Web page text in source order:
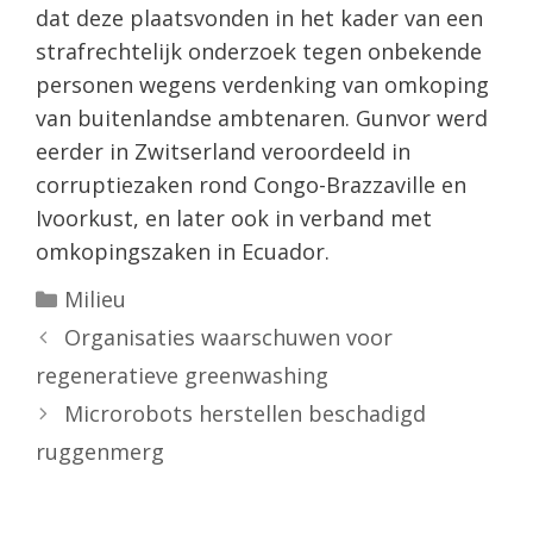
dat deze plaatsvonden in het kader van een
strafrechtelijk onderzoek tegen onbekende
personen wegens verdenking van omkoping
van buitenlandse ambtenaren. Gunvor werd
eerder in Zwitserland veroordeeld in
corruptiezaken rond Congo-Brazzaville en
Ivoorkust, en later ook in verband met
omkopingszaken in Ecuador.
Categorieën
Milieu
Organisaties waarschuwen voor
regeneratieve greenwashing
Microrobots herstellen beschadigd
ruggenmerg